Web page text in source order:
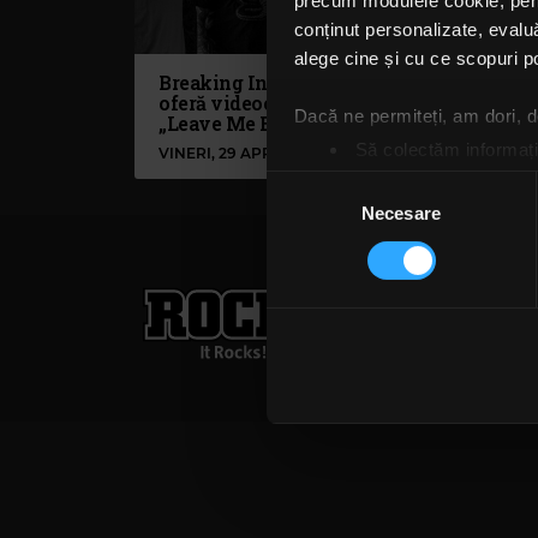
conținut personalizate,
alege cine și cu ce scopuri
Dacă ne permiteți, am dori,
Să colectăm
Găsiți mai multe informații
Vă puteți modifica sau
traficul. De asemenea, le
care folosiți site-ul nostru.
Selecția
consimțământului
Necesare
Breaking In A Sequence ne
oferă videoclipul melodiei
„Leave Me Be”
VINERI, 29 APRILIE 2022
Rock FM– It Rocks!